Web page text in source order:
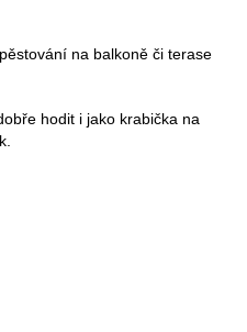
na balkoně či terase
hodit i jako krabička na